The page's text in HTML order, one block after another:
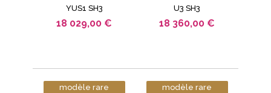
YUS1 SH3
18 029,00 €
U3 SH3
18 360,00 €
modèle rare modèle rare